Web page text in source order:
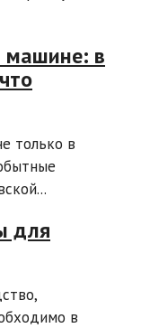
машине: в
только в
для
в